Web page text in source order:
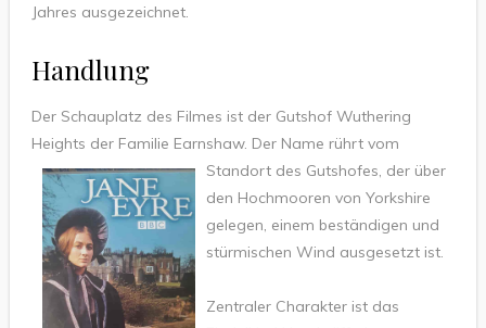
Jahres ausgezeichnet.
Handlung
Der Schauplatz des Filmes ist der Gutshof Wuthering
Heights der Familie Earnshaw. Der Name rührt vom
Standort des Gutshofes, der über
den Hochmooren von Yorkshire
gelegen, einem beständigen und
stürmischen Wind ausgesetzt ist.
Zentraler Charakter ist das